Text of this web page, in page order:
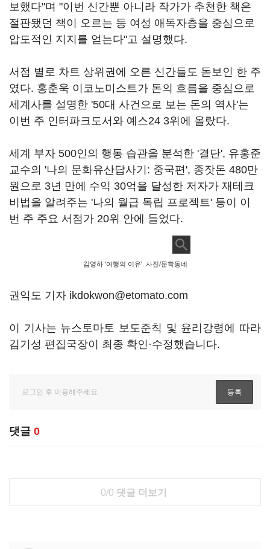
보했다"며 "이번 신간뿐 아니라 작가가 추천한 책은
절판됐던 책이 오르는 등 여성 애독자층을 중심으로
압도적인 지지를 얻는다"고 설명했다.
서점 별로 차트 상위권에 오른 신간들도 돋보인 한 주
였다. 홍춘욱 이코노미스트가 돈의 흐름을 중심으로
세계사를 설명한 '50대 사건으로 보는 돈의 역사'는
이번 주 인터파크도서와 예스24 3위에 올랐다.
세계 부자 500인의 행동 습관을 분석한 '결단', 유홍준
교수의 '나의 문화유산답사기: 중국편', 종잣돈 480만
원으로 3년 만에 수익 30억을 달성한 저자가 재테크
비법을 알려주는 '나의 월급 독립 프로젝트' 등이 이
번 주 주요 서점가 20위 안에 들었다.
김영하 '여행의 이유'. 사진/문학동네
권익도 기자 ikdokwon@etomato.com
이 기사는 뉴스토마토 보도준칙 및 윤리강령에 따라
김기성 편집국장이 최종 확인·수정했습니다.
댓글 0
0/0 댓글 더보기